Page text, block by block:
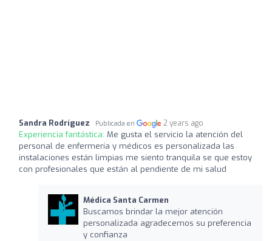
Sandra Rodríguez Publicada en 2 years ago
Experiencia fantástica: Me gusta el servicio la atención del
personal de enfermería y médicos es personalizada las
instalaciones están limpias me siento tranquila se que estoy
con profesionales que están al pendiente de mi salud
Médica Santa Carmen
Buscamos brindar la mejor atención
personalizada agradecemos su preferencia
y confianza